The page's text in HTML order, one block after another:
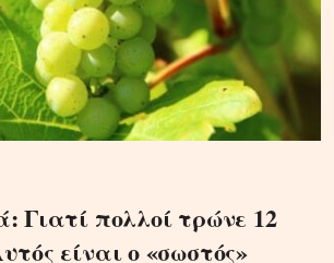
Γιατί πολλοί τρώνε 12
είναι ο «σωστός»